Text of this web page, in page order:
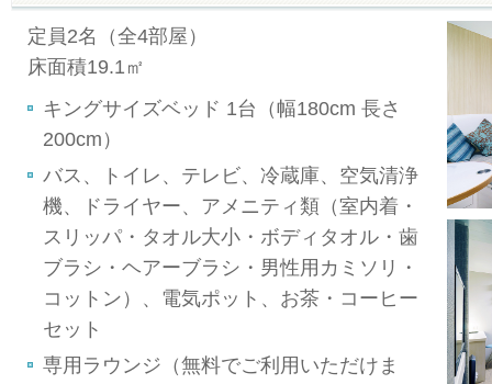
定員2名（全4部屋）
床面積19.1㎡
キングサイズベッド 1台（幅180cm 長さ
200cm）
バス、トイレ、テレビ、冷蔵庫、空気清浄
機、ドライヤー、アメニティ類（室内着・
スリッパ・タオル大小・ボディタオル・歯
ブラシ・ヘアーブラシ・男性用カミソリ・
コットン）、電気ポット、お茶・コーヒー
セット
専用ラウンジ（無料でご利用いただけま